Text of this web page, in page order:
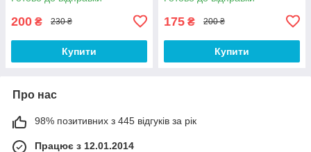
200 ₴ 230 ₴
Купити
що перезаряджається
175 ₴ 200 ₴
Купити
Про нас
98% позитивних з 445 відгуків за рік
Працює з 12.01.2014